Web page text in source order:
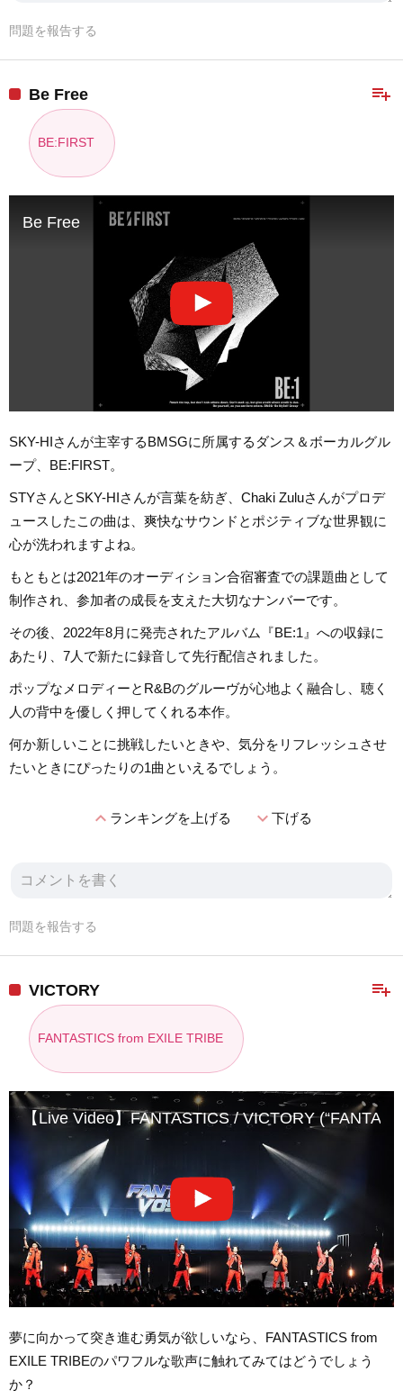
問題を報告する
playlist_add
Be Free
BE:FIRST
Be Free
SKY-HIさんが主宰するBMSGに所属するダンス＆ボーカルグル
ープ、BE:FIRST。
STYさんとSKY-HIさんが言葉を紡ぎ、Chaki Zuluさんがプロデ
ュースしたこの曲は、爽快なサウンドとポジティブな世界観に
心が洗われますよね。
もともとは2021年のオーディション合宿審査での課題曲として
制作され、参加者の成長を支えた大切なナンバーです。
その後、2022年8月に発売されたアルバム『BE:1』への収録に
あたり、7人で新たに録音して先行配信されました。
ポップなメロディーとR&Bのグルーヴが心地よく融合し、聴く
人の背中を優しく押してくれる本作。
何か新しいことに挑戦したいときや、気分をリフレッシュさせ
たいときにぴったりの1曲といえるでしょう。
expand_lessランキングを上げる expand_more下げる
問題を報告する
playlist_add
VICTORY
FANTASTICS from EXILE TRIBE
【Live Video】FANTASTICS / VICTORY
夢に向かって突き進む勇気が欲しいなら、FANTASTICS from
EXILE TRIBEのパワフルな歌声に触れてみてはどうでしょう
か？